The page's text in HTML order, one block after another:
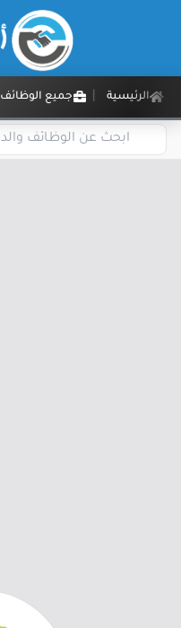
الرئيسية جميع الوظائف